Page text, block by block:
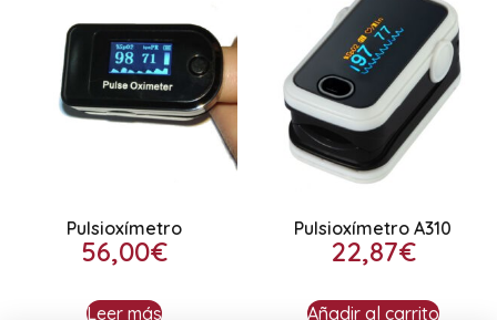
Pulsioxímetro
56,00€
Leer más
Pulsioxímetro A310
22,87€
Añadir al carrito